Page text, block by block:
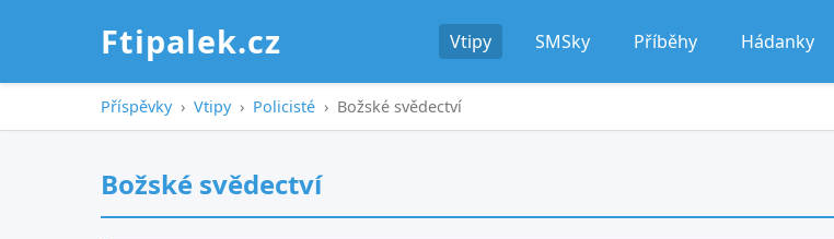
Ftipalek.cz Vtipy SMSky Příběhy Hádanky
Příspěvky › Vtipy › Policisté › Božské svědectví
Božské svědectví